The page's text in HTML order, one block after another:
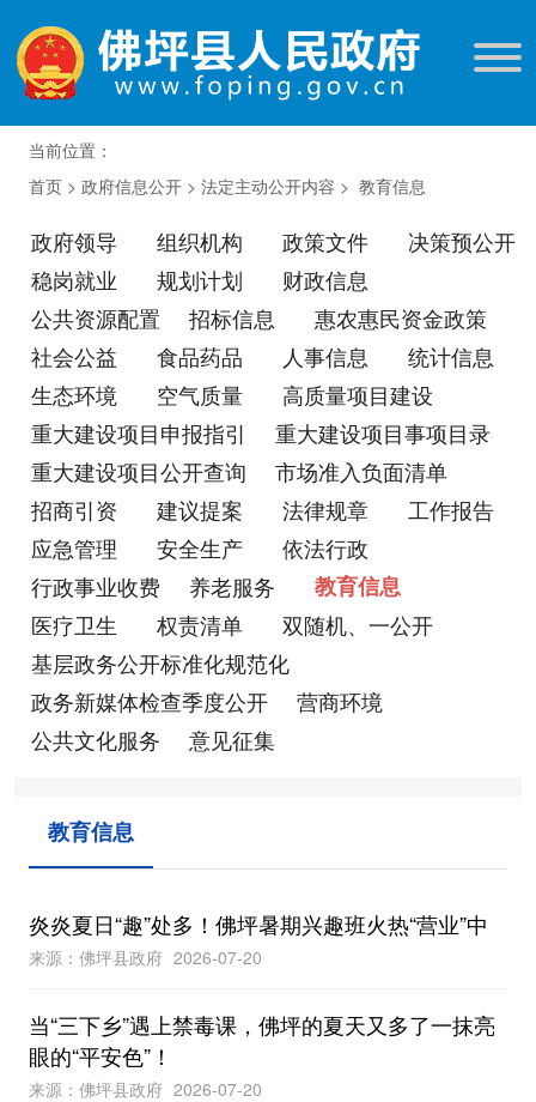
当前位置：
首页 > 政府信息公开 > 法定主动公开内容 > 教育信息
政府领导 组织机构 政策文件
决策预公开
稳岗就业
规划计划
财政信息
公共资源配置
招标信息
惠农惠民资金政策
社会公益
食品药品 人事信息
统计信息
生态环境
空气质量
高质量项目建设
重大建设项目申报指引
重大建设项目事项目录
重大建设项目公开查询
市场准入负面清单
招商引资
建议提案 法律规章
工作报告
应急管理
安全生产
依法行政
行政事业收费
养老服务
教育信息
医疗卫生
权责清单
双随机、一公开
基层政务公开标准化规范化
政务新媒体检查季度公开
营商环境
公共文化服务
意见征集
教育信息
炎炎夏日“趣”处多！佛坪暑期兴趣班火热“营业”中
来源：佛坪县政府 2026-07-20
当“三下乡”遇上禁毒课，佛坪的夏天又多了一抹亮
眼的“平安色”！
来源：佛坪县政府 2026-07-20